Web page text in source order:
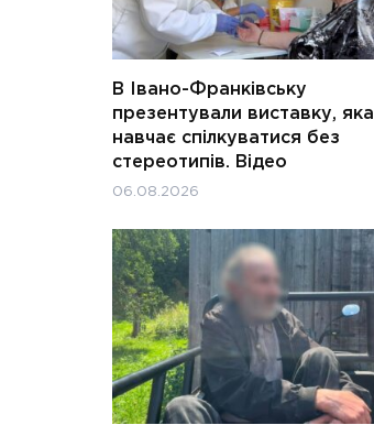
В Івано-Франківську
презентували виставку, яка
навчає спілкуватися без
стереотипів. Відео
06.08.2026